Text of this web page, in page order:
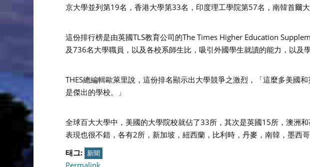
京大學並列第19名，香港大學第33名，印度理工學院第57名，南韓首爾大
這份排行榜是由英國TLS教育公司的The Times Higher Education
及736名大學職員，以及各校系師生比，吸引外國學生就讀的能力，以及
THES總編輯歐萊里說，這份排名顯示出大學競爭之激烈，「這麼多美國
是傑出的學校。」
全球百大大學中，美國的大學院校就佔了33所，其次是英國15所，澳洲
表現也很不錯，各有2所，新加坡，紐西蘭，比利時，丹麥，南韓，墨西
태그: 新聞
Permalink